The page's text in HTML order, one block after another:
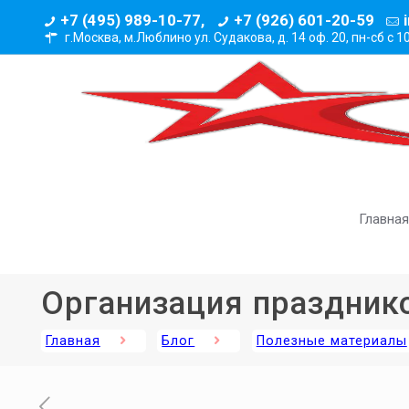
+7 (495) 989-10-77, +7 (926) 601-20-59
г.Москва, м.Люблино ул. Судакова, д. 14 оф. 20, пн-сб с
Главная
Организация
Главная Блог Полезные материалы